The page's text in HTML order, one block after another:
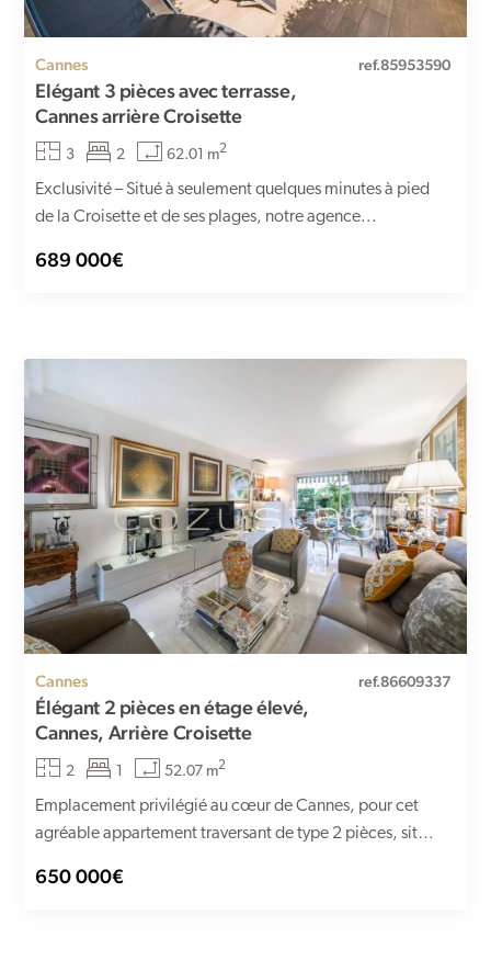
Cannes ref.85953590
Elégant 3 pièces avec terrasse,
Cannes arrière Croisette
3 2 62.01 m2
Exclusivité – Situé à seulement quelques minutes à pied
de la Croisette et de ses plages, notre agence...
689 000€
Cannes ref.86609337
Élégant 2 pièces en étage élevé,
Cannes, Arrière Croisette
2 52.07 m2
Emplacement privilégié au cœur de Cannes, pour cet
agréable appartement traversant de type 2 pièces, situé
650 000€